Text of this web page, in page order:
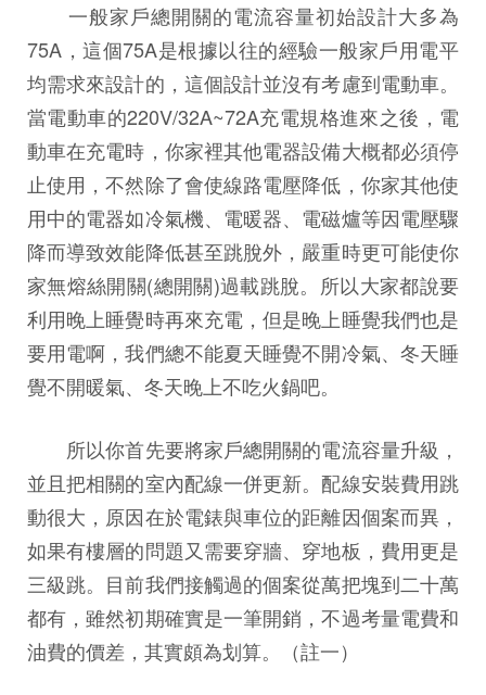
一般家戶總開關的電流容量初始設計大多為
75A，這個75A是根據以往的經驗一般家戶用電平
均需求來設計的，這個設計並沒有考慮到電動車。
當電動車的220V/32A~72A充電規格進來之後，電
動車在充電時，你家裡其他電器設備大概都必須停
止使用，不然除了會使線路電壓降低，你家其他使
用中的電器如冷氣機、電暖器、電磁爐等因電壓驟
降而導致效能降低甚至跳脫外，嚴重時更可能使你
家無熔絲開關(總開關)過載跳脫。所以大家都說要
利用晚上睡覺時再來充電，但是晚上睡覺我們也是
要用電啊，我們總不能夏天睡覺不開冷氣、冬天睡
覺不開暖氣、冬天晚上不吃火鍋吧。
所以你首先要將家戶總開關的電流容量升級，
並且把相關的室內配線一併更新。配線安裝費用跳
動很大，原因在於電錶與車位的距離因個案而異，
如果有樓層的問題又需要穿牆、穿地板，費用更是
三級跳。目前我們接觸過的個案從萬把塊到二十萬
都有，雖然初期確實是一筆開銷，不過考量電費和
油費的價差，其實頗為划算。（註一）